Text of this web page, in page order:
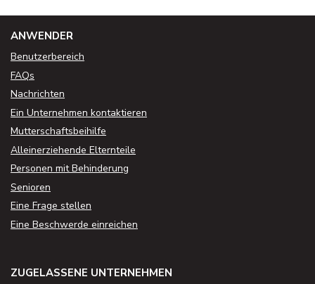
ANWENDER
Benutzerbereich
FAQs
Nachrichten
Ein Unternehmen kontaktieren
Mutterschaftsbeihilfe
Alleinerziehende Elternteile
Personen mit Behinderung
Senioren
Eine Frage stellen
Eine Beschwerde einreichen
ZUGELASSENE UNTERNEHMEN